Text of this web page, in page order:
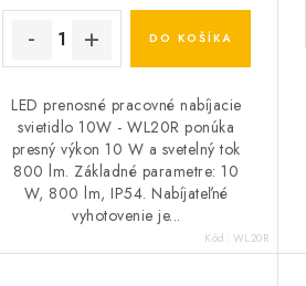
DO KOŠÍKA
LED prenosné pracovné nabíjacie
svietidlo 10W - WL20R ponúka
presný výkon 10 W a svetelný tok
800 lm. Základné parametre: 10
W, 800 lm, IP54. Nabíjateľné
vyhotovenie je...
Kód: WL20R